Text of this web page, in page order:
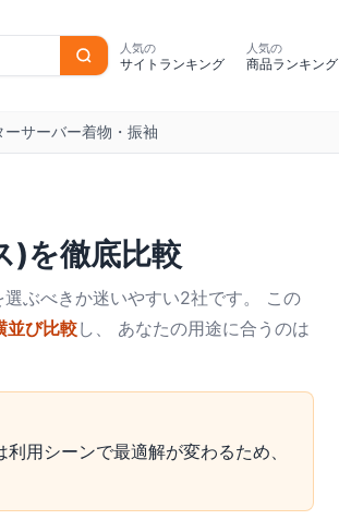
人気の
サイトランキング
人気の
商品ランキング
ーサーバー着物・振袖
)を徹底比較
選ぶべきか迷いやすい2社です。 この
並び比較し、 あなたの用途に合うのは
用シーンで最適解が変わるため、